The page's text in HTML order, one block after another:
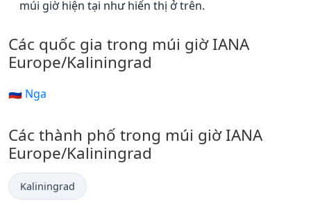
múi giờ hiện tại như hiển thị ở trên.
Các quốc gia trong múi giờ IANA
Europe/Kaliningrad
🇷🇺 Nga
Các thành phố trong múi giờ IANA
Europe/Kaliningrad
Kaliningrad